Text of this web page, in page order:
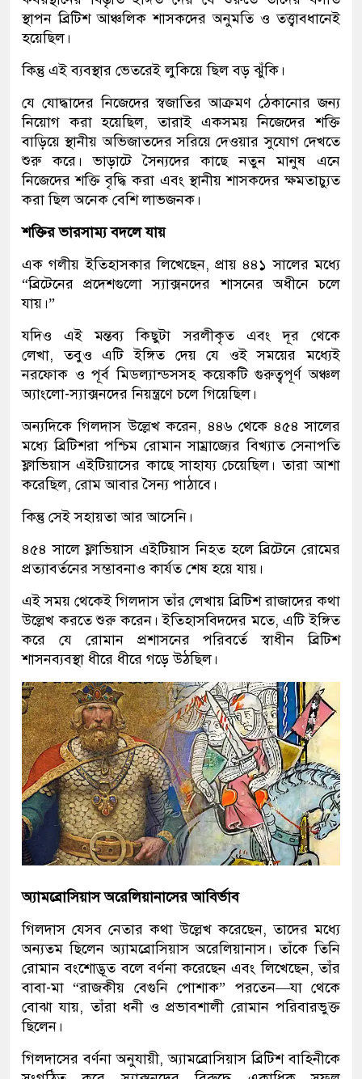
স্থাপন ব্রিটিশ আঞ্চলিক শাসকদের অনুমতি ও তত্ত্বাবধানেই
হয়েছিল।
কিন্তু এই ব্যবস্থার ভেতরেই লুকিয়ে ছিল বড় ঝুঁকি।
যে যোদ্ধাদের নিজেদের স্বজাতির আক্রমণ ঠেকানোর জন্য
নিয়োগ করা হয়েছিল, তারাই একসময় নিজেদের শক্তি
বাড়িয়ে স্থানীয় অভিজাতদের সরিয়ে দেওয়ার সুযোগ দেখতে
শুরু করে। ভাড়াটে সৈন্যদের কাছে নতুন মানুষ এনে
নিজেদের শক্তি বৃদ্ধি করা এবং স্থানীয় শাসকদের ক্ষমতাচ্যুত
করা ছিল অনেক বেশি লাভজনক।
শক্তির ভারসাম্য বদলে যায়
এক গলীয় ইতিহাসকার লিখেছেন, প্রায় ৪৪১ সালের মধ্যে
“ব্রিটেনের প্রদেশগুলো স্যাক্সনদের শাসনের অধীনে চলে
যায়।”
যদিও এই মন্তব্য কিছুটা সরলীকৃত এবং দূর থেকে
লেখা, তবুও এটি ইঙ্গিত দেয় যে ওই সময়ের মধ্যেই
নরফোক ও পূর্ব মিডল্যান্ডসসহ কয়েকটি গুরুত্বপূর্ণ অঞ্চল
অ্যাংলো-স্যাক্সনদের নিয়ন্ত্রণে চলে গিয়েছিল।
অন্যদিকে গিলদাস উল্লেখ করেন, ৪৪৬ থেকে ৪৫৪ সালের
মধ্যে ব্রিটিশরা পশ্চিম রোমান সাম্রাজ্যের বিখ্যাত সেনাপতি
ফ্লাভিয়াস এইটিয়াসের কাছে সাহায্য চেয়েছিল। তারা আশা
করেছিল, রোম আবার সৈন্য পাঠাবে।
কিন্তু সেই সহায়তা আর আসেনি।
৪৫৪ সালে ফ্লাভিয়াস এইটিয়াস নিহত হলে ব্রিটেনে রোমের
প্রত্যাবর্তনের সম্ভাবনাও কার্যত শেষ হয়ে যায়।
এই সময় থেকেই গিলদাস তাঁর লেখায় ব্রিটিশ রাজাদের কথা
উল্লেখ করতে শুরু করেন। ইতিহাসবিদদের মতে, এটি ইঙ্গিত
করে যে রোমান প্রশাসনের পরিবর্তে স্বাধীন ব্রিটিশ
শাসনব্যবস্থা ধীরে ধীরে গড়ে উঠছিল।
অ্যামব্রোসিয়াস অরেলিয়ানাসের আবির্ভাব
গিলদাস যেসব নেতার কথা উল্লেখ করেছেন, তাদের মধ্যে
অন্যতম ছিলেন অ্যামব্রোসিয়াস অরেলিয়ানাস। তাঁকে তিনি
রোমান বংশোদ্ভূত বলে বর্ণনা করেছেন এবং লিখেছেন, তাঁর
বাবা-মা “রাজকীয় বেগুনি পোশাক” পরতেন—যা থেকে
বোঝা যায়, তাঁরা ধনী ও প্রভাবশালী রোমান পরিবারভুক্ত
ছিলেন।
গিলদাসের বর্ণনা অনুযায়ী, অ্যামব্রোসিয়াস ব্রিটিশ বাহিনীকে